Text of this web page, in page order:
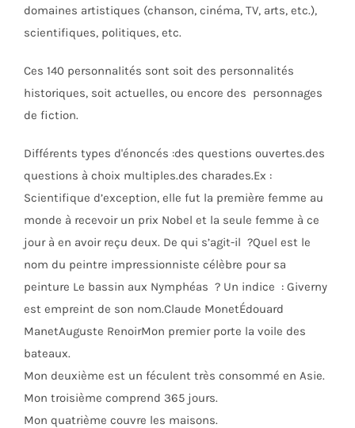
domaines artistiques (chanson, cinéma, TV, arts, etc.),
scientifiques, politiques, etc.
Ces 140 personnalités sont soit des personnalités
historiques, soit actuelles, ou encore des personnages
de fiction.
Différents types d'énoncés :des questions ouvertes.des
questions à choix multiples.des charades.Ex :
Scientifique d’exception, elle fut la première femme au
monde à recevoir un prix Nobel et la seule femme à ce
jour à en avoir reçu deux. De qui s’agit-il ?Quel est le
nom du peintre impressionniste célèbre pour sa
peinture Le bassin aux Nymphéas ? Un indice : Giverny
est empreint de son nom.Claude MonetÉdouard
ManetAuguste RenoirMon premier porte la voile des
bateaux.
Mon deuxième est un féculent très consommé en Asie.
Mon troisième comprend 365 jours.
Mon quatrième couvre les maisons.